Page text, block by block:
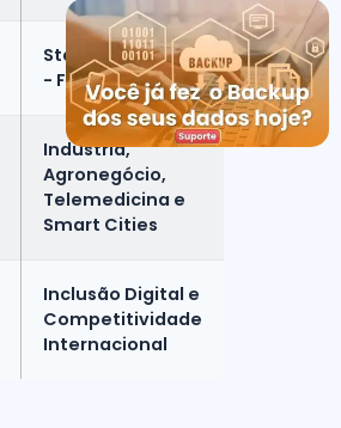
Standalone (SA)
- Faixa de 3,5 GHz
Indústria,
Agronegócio,
Telemedicina e
Smart Cities
Inclusão Digital e
Competitividade
Internacional